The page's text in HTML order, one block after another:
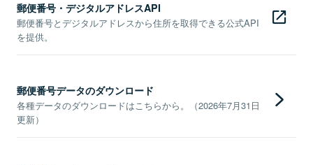
郵便番号・デジタルアドレスAPI
郵便番号とデジタルアドレスから住所を取得できる公式API
を提供。
郵便番号データのダウンロード
各種データのダウンロードはこちらから。（2026年7月31日
更新）